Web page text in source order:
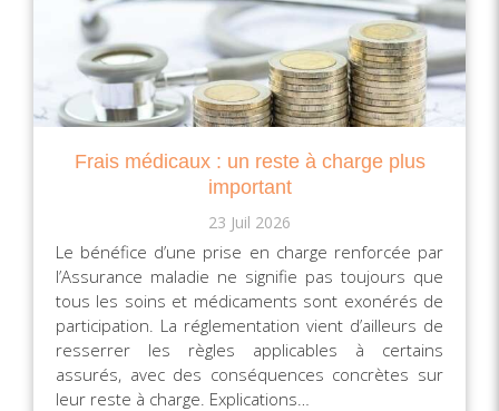
Frais médicaux : un reste à charge plus
important
23 Juil 2026
Le bénéfice d’une prise en charge renforcée par
l’Assurance maladie ne signifie pas toujours que
tous les soins et médicaments sont exonérés de
participation. La réglementation vient d’ailleurs de
resserrer les règles applicables à certains
assurés, avec des conséquences concrètes sur
leur reste à charge. Explications…